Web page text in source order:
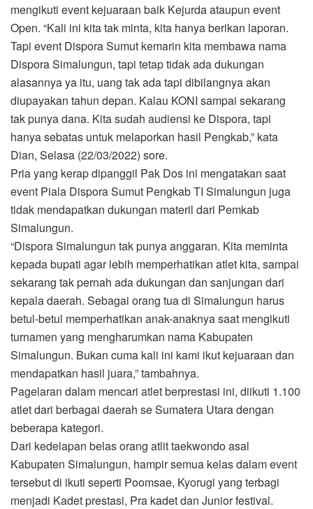
mengikuti event kejuaraan baik Kejurda ataupun event
Open. “Kali ini kita tak minta, kita hanya berikan laporan.
Tapi event Dispora Sumut kemarin kita membawa nama
Dispora Simalungun, tapi tetap tidak ada dukungan
alasannya ya itu, uang tak ada tapi dibilangnya akan
diupayakan tahun depan. Kalau KONI sampai sekarang
tak punya dana. Kita sudah audiensi ke Dispora, tapi
hanya sebatas untuk melaporkan hasil Pengkab,” kata
Dian, Selasa (22/03/2022) sore.
Pria yang kerap dipanggil Pak Dos ini mengatakan saat
event Piala Dispora Sumut Pengkab TI Simalungun juga
tidak mendapatkan dukungan materil dari Pemkab
Simalungun.
“Dispora Simalungun tak punya anggaran. Kita meminta
kepada bupati agar lebih memperhatikan atlet kita, sampai
sekarang tak pernah ada dukungan dan sanjungan dari
kepala daerah. Sebagai orang tua di Simalungun harus
betul-betul memperhatikan anak-anaknya saat mengikuti
turnamen yang mengharumkan nama Kabupaten
Simalungun. Bukan cuma kali ini kami ikut kejuaraan dan
mendapatkan hasil juara,” tambahnya.
Pagelaran dalam mencari atlet berprestasi ini, diikuti 1.100
atlet dari berbagai daerah se Sumatera Utara dengan
beberapa kategori.
Dari kedelapan belas orang atlit taekwondo asal
Kabupaten Simalungun, hampir semua kelas dalam event
tersebut di ikuti seperti Poomsae, Kyorugi yang terbagi
menjadi Kadet prestasi, Pra kadet dan Junior festival.